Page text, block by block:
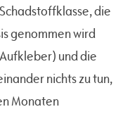
die
genommen wird
und die
nichts zu tun,
Monaten